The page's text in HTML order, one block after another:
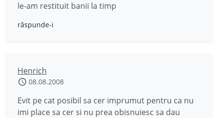
le-am restituit banii la timp
răspunde-i
Henrich
08.08.2008
Evit pe cat posibil sa cer imprumut pentru ca nu
imi place sa cer si nu prea obisnuiesc sa dau